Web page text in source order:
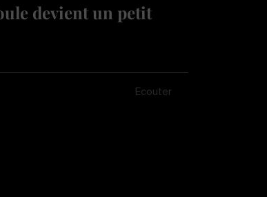
devient un petit
Écouter